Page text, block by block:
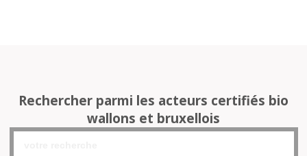
Rechercher parmi les acteurs certifiés bio
wallons et bruxellois